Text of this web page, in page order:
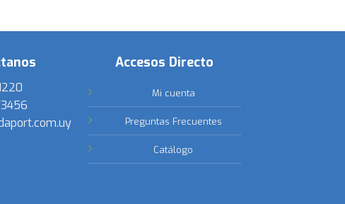
Accesos Directo
Mi cuenta
Preguntas Frecuentes
Catálogo